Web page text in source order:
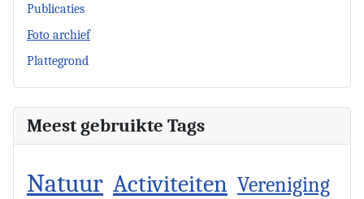
Publicaties
Foto archief
Plattegrond
Meest gebruikte Tags
Natuur Activiteiten Vereniging